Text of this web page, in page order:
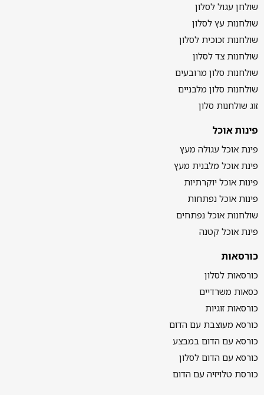
שולחן עגול לסלון
שולחנות עץ לסלון
שולחנות זכוכית לסלון
שולחנות צד לסלון
שולחנות סלון מרובעים
שולחנות סלון מלבניים
זוג שולחנות סלון
פינות אוכל
פינת אוכל עגולה מעץ
פינת אוכל מלבנית מעץ
פינות אוכל יוקרתיות
פינות אוכל נפתחות
שולחנות אוכל נפתחים
פינת אוכל קטנה
כורסאות
כורסאות לסלון
כסאות משרדיים
כורסאות זוגיות
כורסא מעוצבת עם הדום
כורסא עם הדום במבצע
כורסא עם הדום לסלון
כורסת טלויזיה עם הדום